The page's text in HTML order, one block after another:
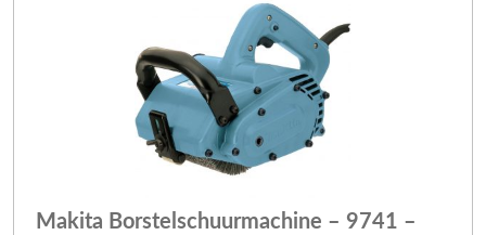
Makita Borstelschuurmachine – 9741 –